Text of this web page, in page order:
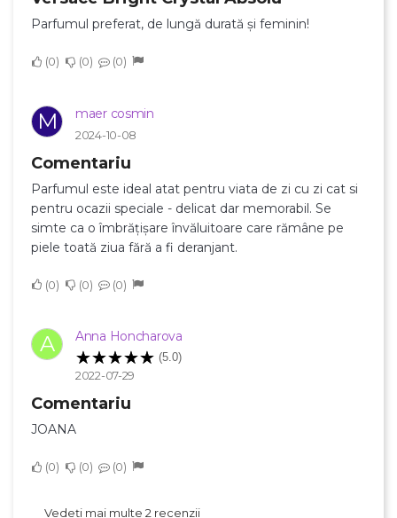
Parfumul preferat, de lungă durată și feminin!
0 0 0
M maer cosmin
2024-10-08
Comentariu
Parfumul este ideal atat pentru viata de zi cu zi cat si
pentru ocazii speciale - delicat dar memorabil. Se
simte ca o îmbrățișare învăluitoare care rămâne pe
piele toată ziua fără a fi deranjant.
0 0 0
A Anna Honcharova
(5.0)
2022-07-29
Comentariu
JOANA
0 0 0
Vedeți mai multe 2 recenzii
Creeaza o lista de dorinte
Anuleaza
Creeaza o lista de dorinte